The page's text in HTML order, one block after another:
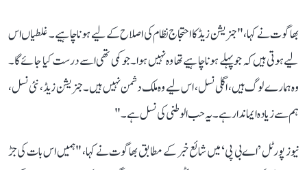
بھاگوت نے کہا، " جنریشن زیڈ کا احتجاج نظام کی اصلاح کے لیے ہونا چاہیے۔ غلطیاں اس
لیے ہوتی ہیں کہ جو پہلے ہونا چاہیے تھا وہ نہیں ہوا۔ جو کمی تھی اسے درست کیا جائے گا۔
وہ ہمارے لوگ ہیں، اگلی نسل، اس لیے وہ ملک دشمن نہیں ہیں۔ جنریشن زیڈ ، نئی نسل،
ہم سے زیادہ ایماندار ہے۔ یہ حب الوطنی کی نسل ہے۔"
نیوز پورٹل ’اے بی پی‘ میں شائع خبر کے مطابق بھاگوت نے کہا، "ہمیں اس بات کی جڑ